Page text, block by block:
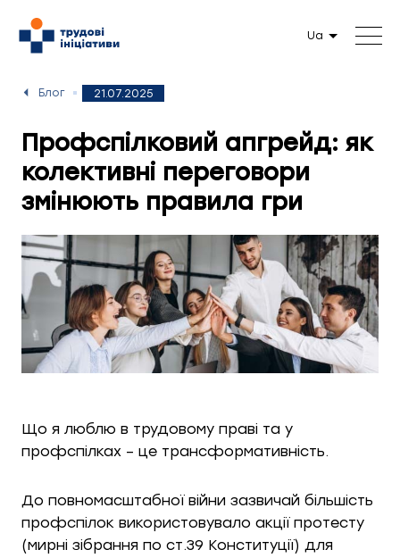
Ua
Блог 21.07.2025
Профспілковий апгрейд: як
колективні переговори
змінюють правила гри
Що я люблю в трудовому праві та у
профспілках – це трансформативність.
До повномасштабної війни зазвичай більшість
профспілок використовувало акції протесту
(мирні зібрання по ст.39 Конституції) для